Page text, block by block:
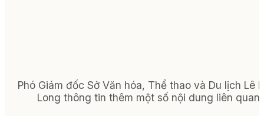
Phó Giám đốc Sở Văn hóa, Thể thao và Du lịch Lê
Long thông tin thêm một số nội dung liên quan.